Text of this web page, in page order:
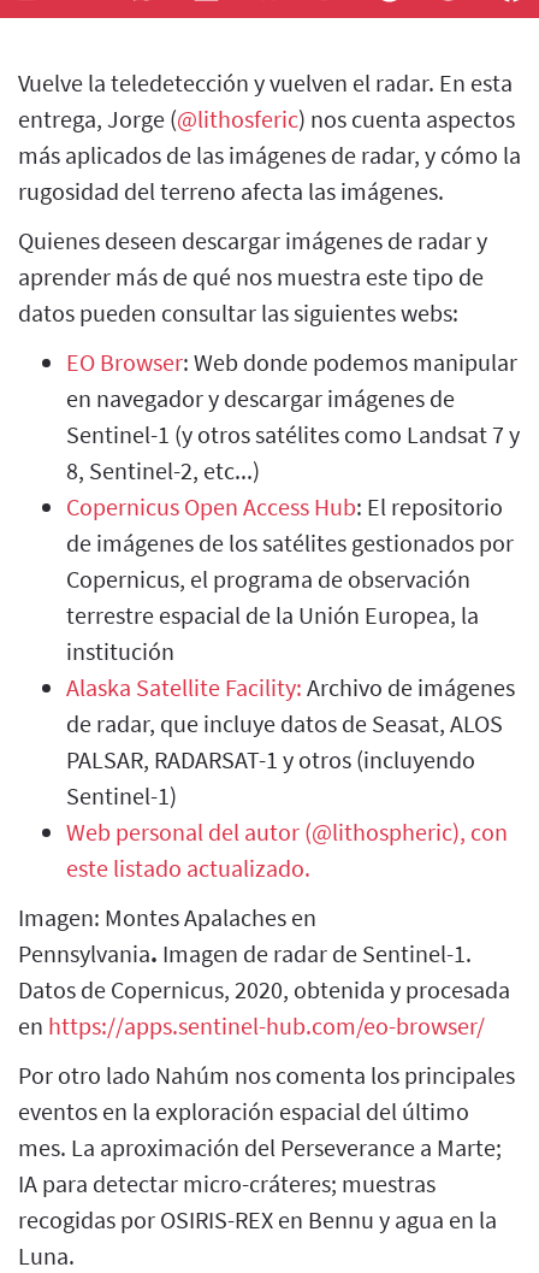
Vuelve la teledetección y vuelven el radar. En esta
entrega, Jorge (@lithosferic) nos cuenta aspectos
más aplicados de las imágenes de radar, y cómo la
rugosidad del terreno afecta las imágenes.
Quienes deseen descargar imágenes de radar y
aprender más de qué nos muestra este tipo de
datos pueden consultar las siguientes webs:
EO Browser: Web donde podemos manipular
en navegador y descargar imágenes de
Sentinel-1 (y otros satélites como Landsat 7 y
8, Sentinel-2, etc...)
Copernicus Open Access Hub: El repositorio
de imágenes de los satélites gestionados por
Copernicus, el programa de observación
terrestre espacial de la Unión Europea, la
institución
Alaska Satellite Facility: Archivo de imágenes
de radar, que incluye datos de Seasat, ALOS
PALSAR, RADARSAT-1 y otros (incluyendo
Sentinel-1)
Web personal del autor (@lithospheric), con
este listado actualizado.
Imagen: Montes Apalaches en
Pennsylvania. Imagen de radar de Sentinel-1.
Datos de Copernicus, 2020, obtenida y procesada
en https://apps.sentinel-hub.com/eo-browser/
Por otro lado Nahúm nos comenta los principales
eventos en la exploración espacial del último
mes. La aproximación del Perseverance a Marte;
IA para detectar micro-cráteres; muestras
recogidas por OSIRIS-REX en Bennu y agua en la
Luna.